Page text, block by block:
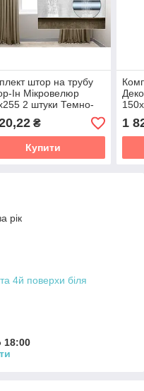
штор на трубу
Ін Мікровелюр
2 штуки Темно-
₴
Купити
1
рік
4й поверхи біля
18:00